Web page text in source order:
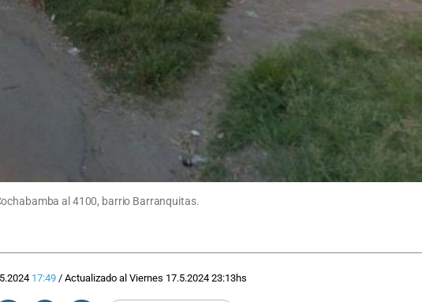
al 4100, barrio Barranquitas.
17:49/ Actualizado al Viernes 17.5.2024 23:13hs